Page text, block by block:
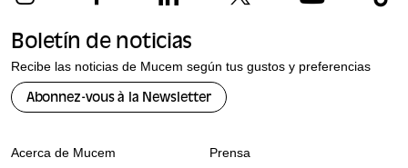
Boletín de noticias
Recibe las noticias de Mucem según tus gustos y preferencias
Abonnez-vous à la Newsletter
Acerca de Mucem Prensa